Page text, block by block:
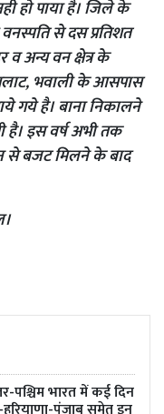
हो पाया है। जिले के
वनस्पति से दस प्रतिशत
व अन्य वन क्षेत्र के
भवाली के आसपास
गये है। बाना निकालने
इस वर्ष अभी तक
से बजट मिलने के बाद
पश्चिम भारत में कई दिन